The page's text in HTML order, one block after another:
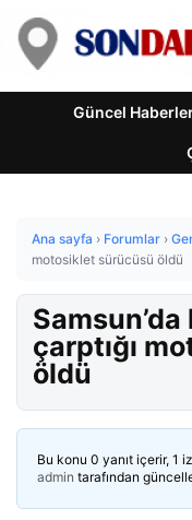
Güncel
Ana sayfa › Forumlar ›
motosiklet sürücüsü öldü
çarptığı
öldü
Bu konu 0 yanıt içerir, 1
admin tarafından